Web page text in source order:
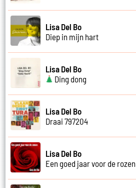
Lisa Del Bo
Diep in mijn hart
Lisa Del Bo
Ding dong
Lisa Del Bo
Draai 797204
Lisa Del Bo
Een goed jaar voor de rozen